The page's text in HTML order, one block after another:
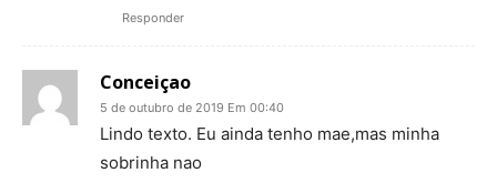
Responder
Conceiçao
5 de outubro de 2019 Em 00:40
Lindo texto. Eu ainda tenho mae,mas minha
sobrinha nao